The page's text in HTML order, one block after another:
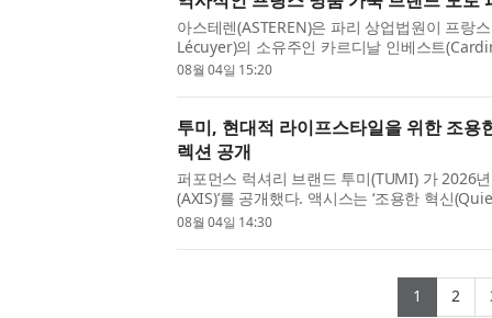
아스테렌(ASTEREN)은 파리 상업법원이 프랑
Lécuyer)의 소유주인 카르디날 인베스트
Paris) 인수를 승인했다고 발표했다. 모로 파리
08월 04일 15:20
투미, 현대적 라이프스타일을 위한 조용
렉션 공개
퍼포먼스 럭셔리 브랜드 투미(TUMI) 가 2026
(AXIS)’를 공개했다. 액시스는 ‘조용한 혁신
래 정교한 디자인과 미니멀한 실루엣, 부드럽
08월 04일 14:30
1 2